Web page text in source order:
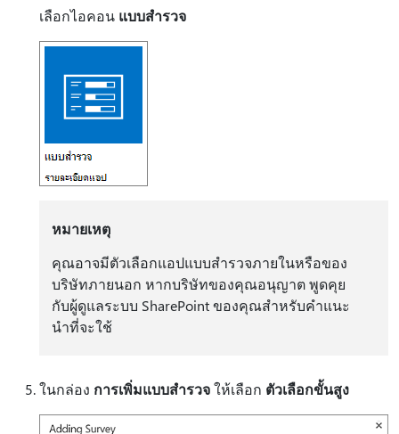
เลือกไอคอน แบบสํารวจ
หมายเหตุ
คุณอาจมีตัวเลือกแอปแบบสํารวจภายในหรือของ
บริษัทภายนอก หากบริษัทของคุณอนุญาต พูดคุย
กับผู้ดูแลระบบ SharePoint ของคุณสําหรับคําแนะ
นําที่จะใช้
ในกล่อง การเพิ่มแบบสํารวจให้เลือก ตัวเลือกขั้นสูง